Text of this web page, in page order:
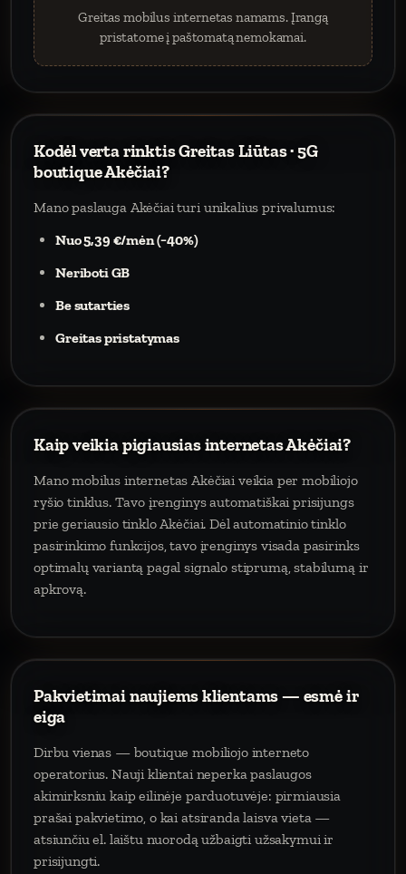
Greitas mobilus internetas namams. Įrangą
pristatome į paštomatą nemokamai.
Kodėl verta rinktis Greitas Liūtas · 5G
boutique Akėčiai?
Mano paslauga Akėčiai turi unikalius privalumus:
Nuo 5,39 €/mėn (−40%)
Neriboti GB
Be sutarties
Greitas pristatymas
Kaip veikia pigiausias internetas Akėčiai?
Mano mobilus internetas Akėčiai veikia per mobiliojo
ryšio tinklus. Tavo įrenginys automatiškai prisijungs
prie geriausio tinklo Akėčiai. Dėl automatinio tinklo
pasirinkimo funkcijos, tavo įrenginys visada pasirinks
optimalų variantą pagal signalo stiprumą, stabilumą ir
apkrovą.
Pakvietimai naujiems klientams — esmė ir
eiga
Dirbu vienas — boutique mobiliojo interneto
operatorius. Nauji klientai neperka paslaugos
akimirksniu kaip eilinėje parduotuvėje: pirmiausia
prašai pakvietimo, o kai atsiranda laisva vieta —
atsiunčiu el. laištu nuorodą užbaigti užsakymui ir
prisijungti.